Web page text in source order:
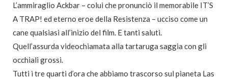
L’ammiraglio Ackbar – colui che pronunciò il memorabile IT’S
A TRAP! ed eterno eroe della Resistenza – ucciso come un
cane qualsiasi all’inizio del film. E tanti saluti.
Quell’assurda videochiamata alla tartaruga saggia con gli
occhiali grossi.
Tutti i tre quarti d’ora che abbiamo trascorso sul pianeta Las